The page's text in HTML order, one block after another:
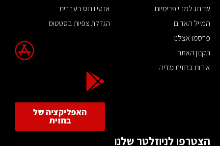
שדרוג למנוי פרימיום
המייל האדום
פרסמו אצלנו
תקנון האתר
אודות בחזית מדיה
אנטי וירוס בעברית
הגדלת צפיות בסטטוס
האפליקציה של
בחזית
הצטרפו לניוזלטר שלנו